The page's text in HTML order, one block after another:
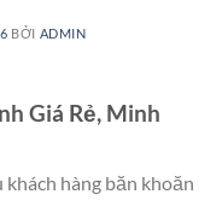
BỞI ADMIN
Giá Rẻ, Minh
hàng băn khoăn